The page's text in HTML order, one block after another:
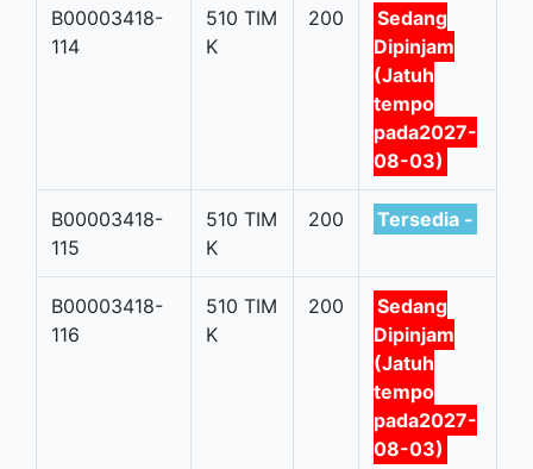
B00003418-
114
510 TIM
K
200
Sedang
Dipinjam
(Jatuh
tempo
pada2027-
08-03)
B00003418-
115
510 TIM
K
200 Tersedia -
B00003418-
116
510 TIM
K
200
Sedang
Dipinjam
(Jatuh
tempo
pada2027-
08-03)